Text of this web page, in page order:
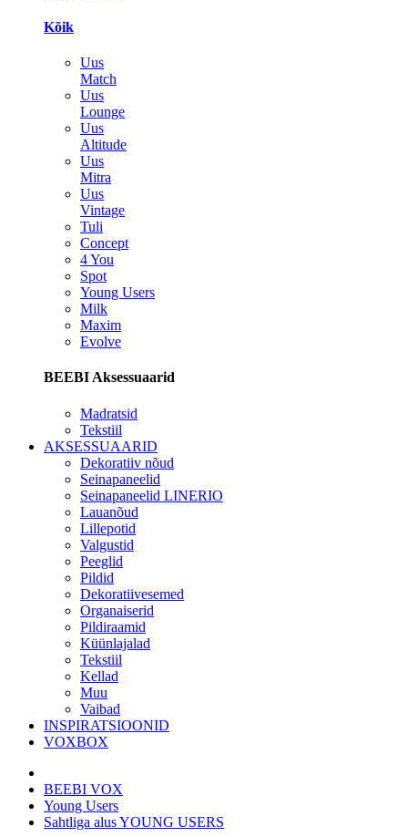
Kõik
Uus
Match
Uus
Lounge
Uus
Altitude
Uus
Mitra
Uus
Vintage
Tuli
Concept
4 You
Spot
Young Users
Milk
Maxim
Evolve
BEEBI Aksessuaarid
Madratsid
Tekstiil
AKSESSUAARID
Dekoratiiv nõud
Seinapaneelid
Seinapaneelid LINERIO
Lauanõud
Lillepotid
Valgustid
Peeglid
Pildid
Dekoratiivesemed
Organaiserid
Pildiraamid
Küünlajalad
Tekstiil
Kellad
Muu
Vaibad
INSPIRATSIOONID
VOXBOX
BEEBI VOX
Young Users
Sahtliga alus YOUNG USERS